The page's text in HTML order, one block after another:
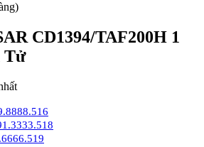
CD1394/TAF200H 1
Tử